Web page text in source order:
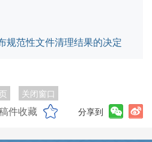
规范性文件清理结果的决定
关闭窗口
件收藏 分享到